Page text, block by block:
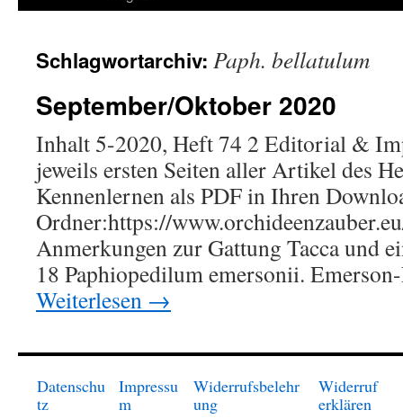
Schlagwortarchiv: Paph. bellatulum
September/Oktober 2020
Inhalt 5-2020, Heft 74 2 Editorial &
jeweils ersten Seiten aller Artikel des
Kennenlernen als PDF in Ihren
Ordner:https://
Anmerkungen zur Gattung Tacca und
18 Paphiopedilum emersonii.
Weiterlesen →
Datenschu
tz
Impressu
m
Widerrufsbelehr
ung
Widerruf
erklären